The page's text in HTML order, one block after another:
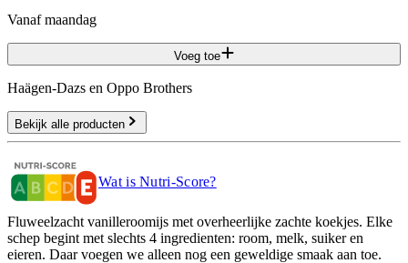
vanaf maandag
Voeg toe
Haägen-Dazs en Oppo Brothers
Bekijk alle producten
Wat is Nutri-Score?
Fluweelzacht vanilleroomijs met overheerlijke zachte koekjes. Elke
schep begint met slechts 4 ingredienten: room, melk, suiker en
eieren. Daar voegen we alleen nog een geweldige smaak aan toe.